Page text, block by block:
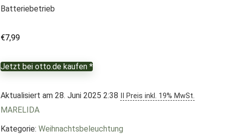
Batteriebetrieb
€7,99
Jetzt bei otto.de kaufen *
Aktualisiert am 28. Juni 2025 2:38 II Preis inkl. 19% MwSt.
MARELIDA
Kategorie: Weihnachtsbeleuchtung